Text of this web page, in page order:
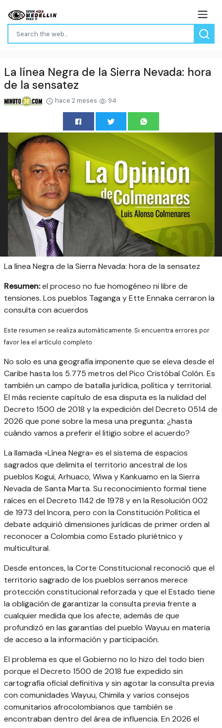
La línea Negra de la Sierra Nevada: hora
de la sensatez
hace 2 meses 94
La línea Negra de la Sierra Nevada: hora de la sensatez
Resumen:el proceso no fue homogéneo ni libre de
tensiones. Los pueblos Taganga y Ette Ennaka cerraron la
consulta con acuerdos
Este resumen se realiza automáticamente. Si encuentra errores por
favor lea el artículo completo.
No solo es una geografía imponente que se eleva desde el
Caribe hasta los 5.775 metros del Pico Cristóbal Colón. Es
también un campo de batalla jurídica, política y territorial.
El más reciente capítulo de esa disputa es la nulidad del
Decreto 1500 de 2018 y la expedición del Decreto 0514 de
2026 que pone sobre la mesa una pregunta: ¿hasta
cuándo vamos a preferir el litigio sobre el acuerdo?
La llamada «Línea Negra» es el sistema de espacios
sagrados que delimita el territorio ancestral de los
pueblos Kogui, Arhuaco, Wiwa y Kankuamo en la Sierra
Nevada de Santa Marta. Su reconocimiento formal tiene
raíces en el Decreto 1142 de 1978 y en la Resolución 002
de 1973 del Incora, pero con la Constitución Política el
debate adquirió dimensiones jurídicas de primer orden al
reconocer a Colombia como Estado pluriétnico y
multicultural.
Desde entonces, la Corte Constitucional reconoció que el
territorio sagrado de los pueblos serranos merece
protección constitucional reforzada y que el Estado tiene
la obligación de garantizar la consulta previa frente a
cualquier medida que los afecte, además de que
profundizó en las garantías del pueblo Wayuu en materia
de acceso a la información y participación.
El problema es que el Gobierno no lo hizo del todo bien
porque el Decreto 1500 de 2018 fue expedido sin
cartografía oficial definitiva y sin agotar la consulta previa
con comunidades Wayuu, Chimila y varios consejos
comunitarios afrocolombianos que también se
encontraban dentro del área de influencia. En 2026 el